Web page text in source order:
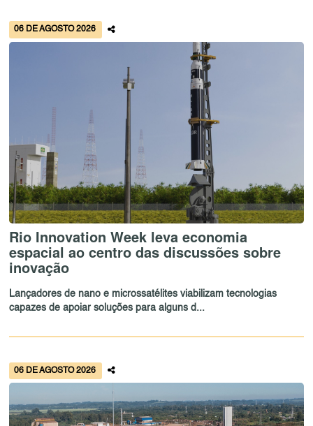
06 DE AGOSTO 2026
Rio Innovation Week leva economia
espacial ao centro das discussões sobre
inovação
Lançadores de nano e microssatélites viabilizam tecnologias
capazes de apoiar soluções para alguns d...
06 DE AGOSTO 2026